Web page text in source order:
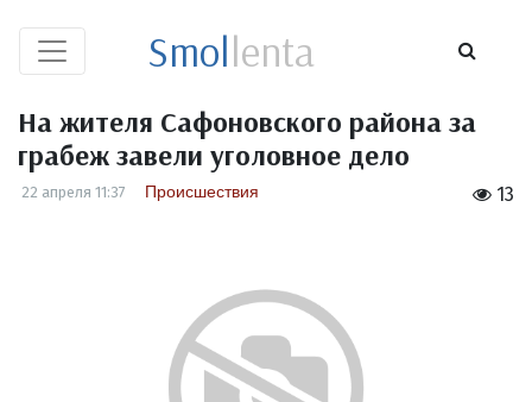
Smollenta
На жителя Сафоновского района за
грабеж завели уголовное дело
13
22 апреля 11:37 Происшествия